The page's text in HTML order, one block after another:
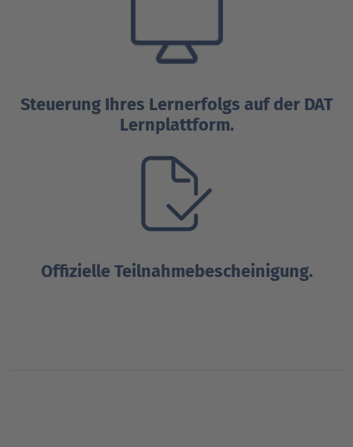
Steuerung Ihres Lernerfolgs auf der DAT
Lernplattform.
Offizielle Teilnahmebescheinigung.